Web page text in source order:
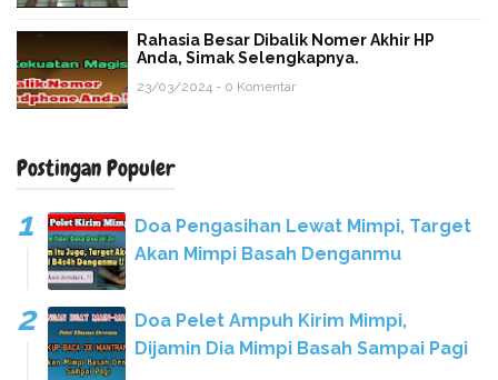
Rahasia Besar Dibalik Nomer Akhir HP
Anda, Simak Selengkapnya.
23/03/2024 - 0 Komentar
Postingan Populer
Doa Pengasihan Lewat Mimpi, Target
Akan Mimpi Basah Denganmu
Doa Pelet Ampuh Kirim Mimpi,
Dijamin Dia Mimpi Basah Sampai Pagi